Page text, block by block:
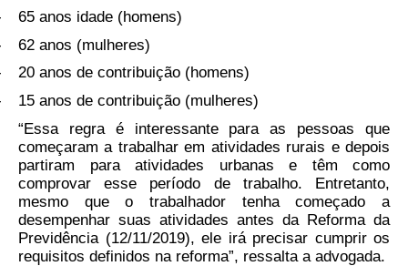
65 anos idade (homens)
62 anos (mulheres)
20 anos de contribuição (homens)
15 anos de contribuição (mulheres)
“Essa regra é interessante para as pessoas que
começaram a trabalhar em atividades rurais e depois
partiram para atividades urbanas e têm como
comprovar esse período de trabalho. Entretanto,
mesmo que o trabalhador tenha começado a
desempenhar suas atividades antes da Reforma da
Previdência (12/11/2019), ele irá precisar cumprir os
requisitos definidos na reforma”, ressalta a advogada.